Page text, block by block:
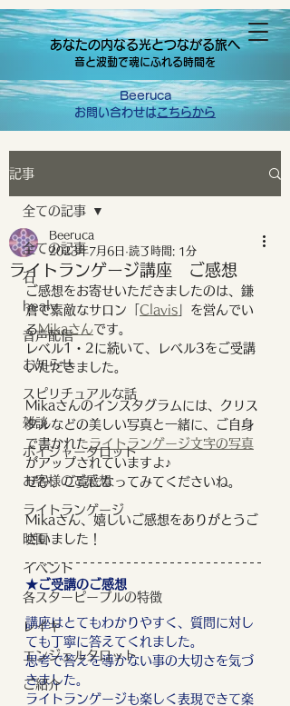
あなたの内なる光とつながる旅へ
音と波動で魂にふれる時間を
Beeruca
お問い合わせはこちらから
記事
全ての記事
石
healy
音声配信
お知らせ
スピリチュアルな話
雑談
ボイジャータロット
お客様のご感想
ライトランゲージ
映画
イベント
各スターピープルの特徴
レイキ
エンジェルタロット
ご紹介
全ての記事
ライトランゲージ講座 ご感想
Beeruca
2023年7月6日 読了時間: 1分
ご感想をお寄せいただきましたのは、鎌
倉で素敵なサロン「 Clavis 」を営んでい
るMikaさんです。
レベル1・2に続いて、レベル3をご受講
いただきました。
Mikaさんのインスタグラムには、クリス
タルなどの美しい写真と一緒に、ご自身
で書かれたライトランゲージ文字の写真
がアップされていますよ♪
ぜひ、ご覧になってみてくださいね。
Mikaさん、嬉しいご感想をありがとうご
ざいました！
★ご受講のご感想
講座はとてもわかりやすく、質問に対し
ても丁寧に答えてくれました。
思考で答えを導かない事の大切さを気づ
きました。
ライトランゲージも楽しく表現できて楽